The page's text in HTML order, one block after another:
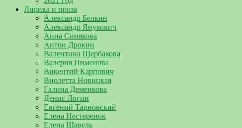
Лирика и проза
Александр Белкин
Александр Янукович
Анна Синякова
Антон Дрокин
Валентина Щербакова
Валерия Пименова
Викентий Карпович
Виолетта Новицкая
Галина Деменкова
Денис Логин
Евгений Тарновский
Елена Нестеренок
Елена Шавель